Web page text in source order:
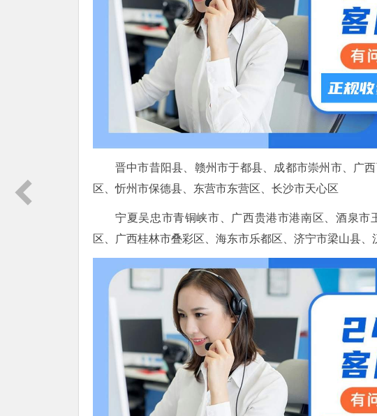
晋中市昔阳县、赣州市于都县、成都市崇州市、广
区、忻州市保德县、东营市东营区、长沙市天心区
宁夏吴忠市青铜峡市、广西贵港市港南区、酒泉
区、广西桂林市叠彩区、海东市乐都区、济宁市梁山县